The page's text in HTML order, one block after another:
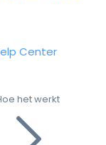
Center
het werkt